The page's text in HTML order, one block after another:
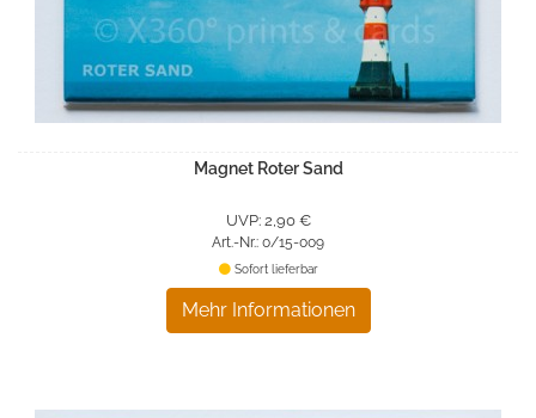
Magnet Roter Sand
UVP: 2,90 €
Art.-Nr.: 0/15-009
Mehr Informationen
Sofort lieferbar